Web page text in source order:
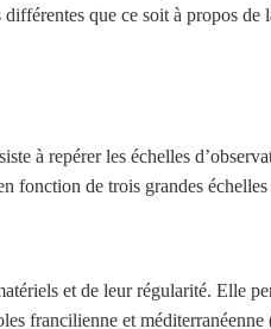
que ce soit à propos
à repérer les échelles
fonction de trois grandes
et de leur régularité. Elle
francilienne et